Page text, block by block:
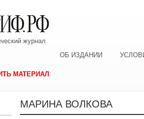
журнал
ОБ ИЗДАНИИ
МАТЕРИАЛ
МАРИНА ВОЛКОВА